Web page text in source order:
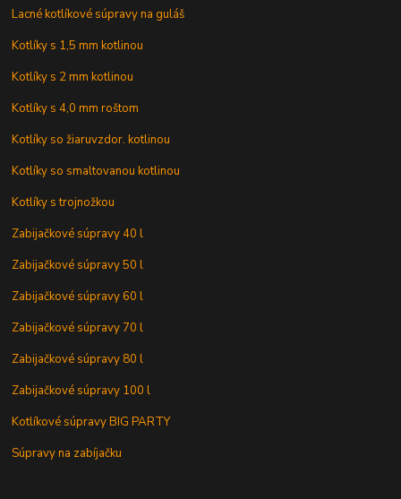
Lacné kotlíkové súpravy na guláš
Kotlíky s 1,5 mm kotlinou
Kotlíky s 2 mm kotlinou
Kotlíky s 4,0 mm roštom
Kotlíky so žiaruvzdor. kotlinou
Kotlíky so smaltovanou kotlinou
Kotlíky s trojnožkou
Zabijačkové súpravy 40 l
Zabijačkové súpravy 50 l
Zabijačkové súpravy 60 l
Zabijačkové súpravy 70 l
Zabijačkové súpravy 80 l
Zabijačkové súpravy 100 l
Kotlíkové súpravy BIG PARTY
Súpravy na zabíjačku